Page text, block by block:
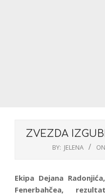
ZVEZDA
BY: JELENA
Ekipa Dejana
Fenerbahčea,